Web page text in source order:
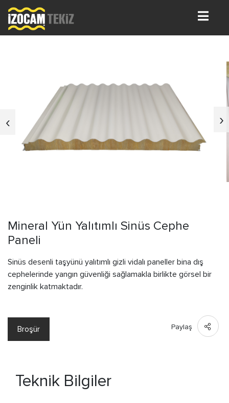
‹ ›
Mineral Yün Yalıtımlı Sinüs Cephe
Paneli
Sinüs desenli taşyünü yalıtımlı gizli vidalı paneller bina dış
cephelerinde yangın güvenliği sağlamakla birlikte görsel bir
zenginlik katmaktadır.
Broşür Paylaş
Teknik Bilgiler